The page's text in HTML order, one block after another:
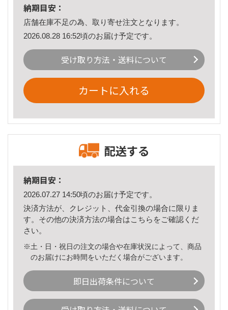
納期目安：
店舗在庫不足の為、取り寄せ注文となります。
2026.08.28 16:52頃のお届け予定です。
受け取り方法・送料について
カートに入れる
配送する
納期目安：
2026.07.27 14:50頃のお届け予定です。
決済方法が、クレジット、代金引換の場合に限りま
す。その他の決済方法の場合はこちら をご確認くだ
さい。
※土・日・祝日の注文の場合や在庫状況によって、商品
のお届けにお時間をいただく場合がございます。
即日出荷条件について